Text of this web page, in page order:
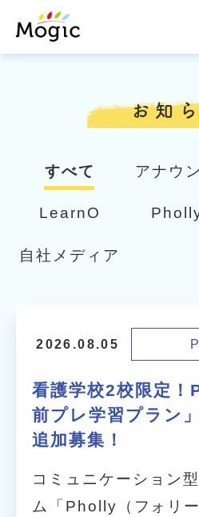
Mogic
お知
すべて アナウ
LearnO
自社メディア
2026.08.05
看護学校2校限定
前プレ学習プラン
追加募集！
コミュニケーション
ム「Pholly（フォリ